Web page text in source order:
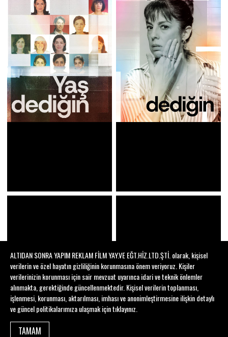
ALTIDAN SONRA YAPIM REKLAM FİLM YAY.VE EĞT.HİZ.LTD.ŞTİ. olarak, kişisel
verilerin ve özel hayatın gizliliğinin korunmasına önem veriyoruz. Kişiler
verilerinizin korunması için sair mevzuat uyarınca idari ve teknik önlemler
alınmakta, gerektiğinde güncellenmektedir. Kişisel verilerin toplanması,
işlenmesi, korunması, aktarılması, imhası ve anonimleştirmesine ilişkin detaylı
ve güncel politikalarımıza ulaşmak içintıklayınız
TAMAM